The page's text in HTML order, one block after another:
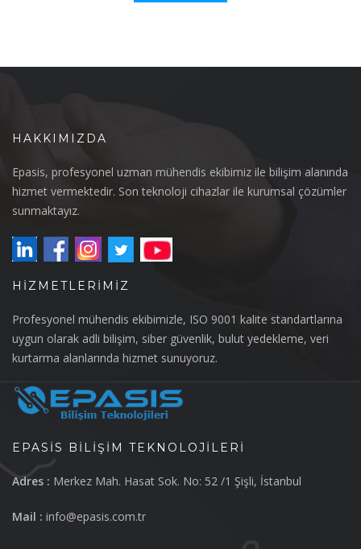
HAKKIMIZDA
Epasis, profesyonel uzman mühendis ekibimiz ile bilişim alanında
hizmet vermektedir. Son teknoloji cihazlar ile kurumsal çözümler
sunmaktayız.
HIZMETLERIMIZ
Profesyonel mühendis ekibimizle, ISO 9001 kalite standartlarına
uygun olarak adli bilişim, siber güvenlik, bulut yedekleme, veri
kurtarma alanlarında hizmet sunuyoruz.
EPASIS BILIŞIM TEKNOLOJILERI
Adres : Merkez Mah. Hasat Sok. No: 52 /1 Şişli, İstanbul
Mail : info@epasis.com.tr